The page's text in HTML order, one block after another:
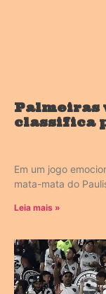
Palmeiras
classifica
Em um jogo
mata-mata do
Leia mais »